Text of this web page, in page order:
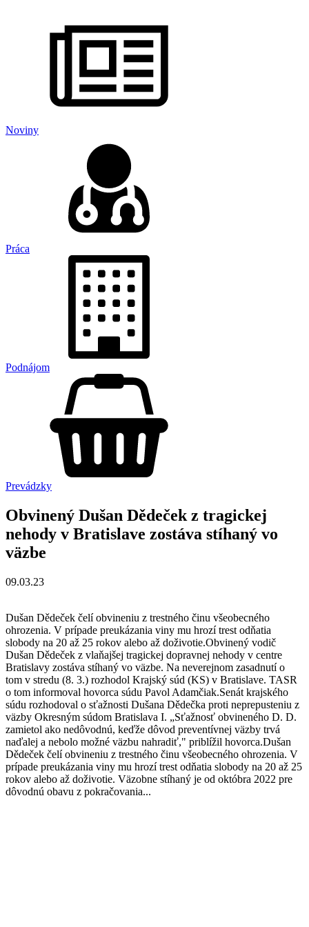
Noviny
Práca
Podnájom
Prevádzky
Obvinený Dušan Dědeček z tragickej
nehody v Bratislave zostáva stíhaný vo
väzbe
09.03.23
Dušan Dědeček čelí obvineniu z trestného činu všeobecného
ohrozenia. V prípade preukázania viny mu hrozí trest odňatia
slobody na 20 až 25 rokov alebo až doživotie.Obvinený vodič
Dušan Dědeček z vlaňajšej tragickej dopravnej nehody v centre
Bratislavy zostáva stíhaný vo väzbe. Na neverejnom zasadnutí o
tom v stredu (8. 3.) rozhodol Krajský súd (KS) v Bratislave. TASR
o tom informoval hovorca súdu Pavol Adamčiak.Senát krajského
súdu rozhodoval o sťažnosti Dušana Dědečka proti neprepusteniu z
väzby Okresným súdom Bratislava I. „Sťažnosť obvineného D. D.
zamietol ako nedôvodnú, keďže dôvod preventívnej väzby trvá
naďalej a nebolo možné väzbu nahradiť," priblížil hovorca.Dušan
Dědeček čelí obvineniu z trestného činu všeobecného ohrozenia. V
prípade preukázania viny mu hrozí trest odňatia slobody na 20 až 25
rokov alebo až doživotie. Väzobne stíhaný je od októbra 2022 pre
dôvodnú obavu z pokračovania...